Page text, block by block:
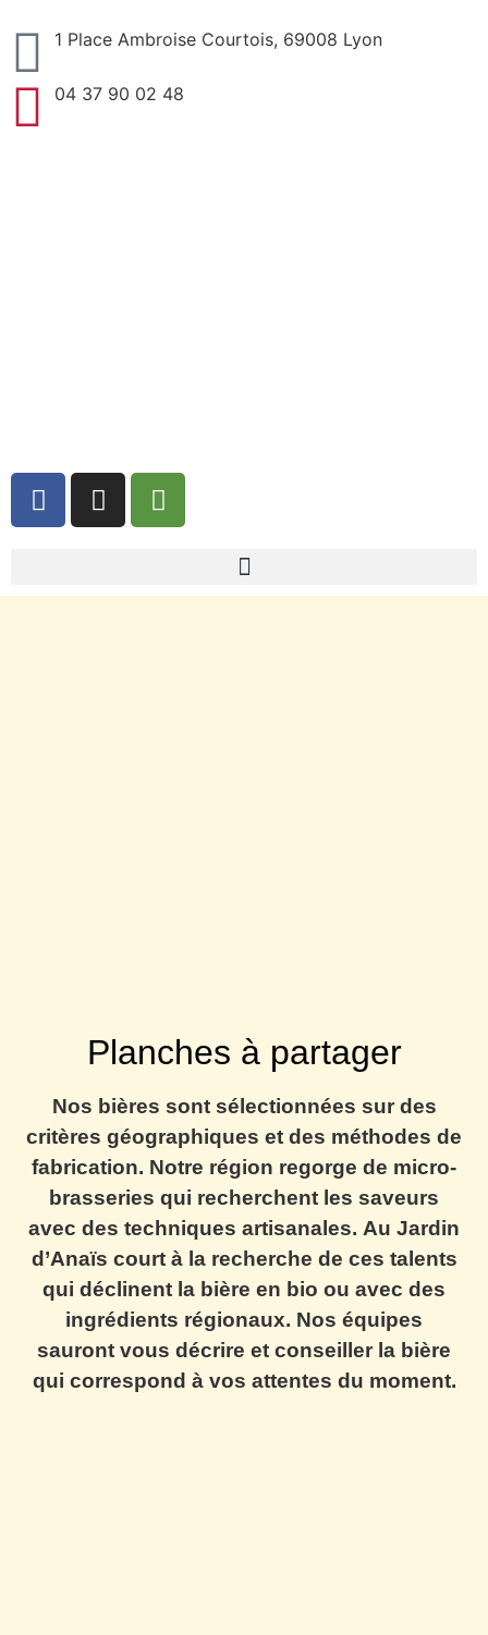
1 Place Ambroise Courtois, 69008 Lyon
04 37 90 02 48
Planches à partager
Nos bières sont sélectionnées sur des
critères géographiques et des méthodes de
fabrication. Notre région regorge de micro-
brasseries qui recherchent les saveurs
avec des techniques artisanales. Au Jardin
d’Anaïs court à la recherche de ces talents
qui déclinent la bière en bio ou avec des
ingrédients régionaux. Nos équipes
sauront vous décrire et conseiller la bière
qui correspond à vos attentes du moment.